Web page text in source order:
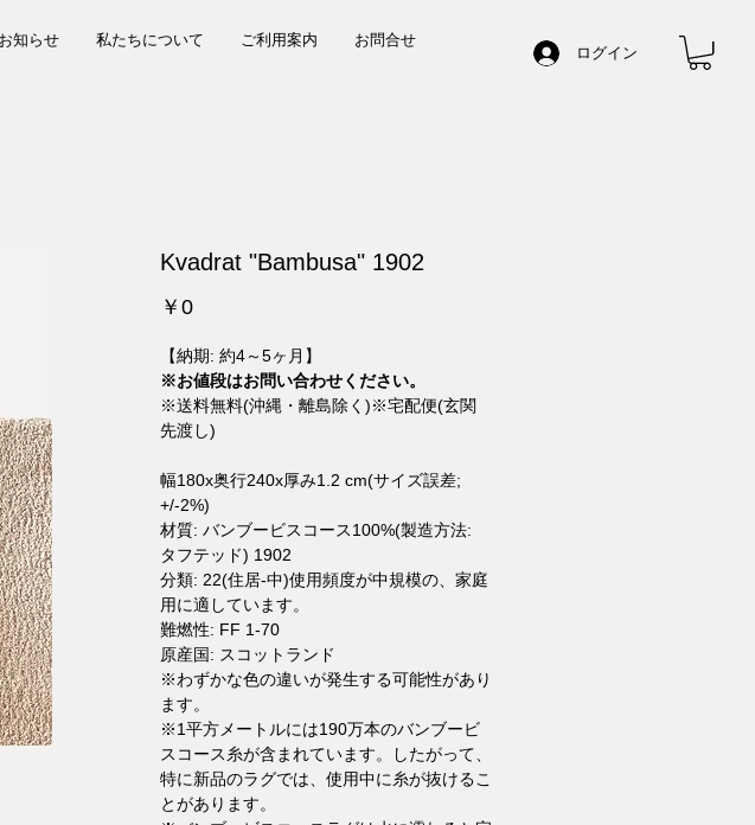
ログイン
お知らせ 私たちについて ご利用案内 お問合せ
Kvadrat "Bambusa" 1902
￥0価
【納期: 約4～5ヶ月】
※お値段はお問い合わせください。
※送料無料(沖縄・離島除く)※宅配便(玄関
先渡し)
幅180x奥行240x厚み1.2 cm(サイズ誤差;
+/-2%)
材質: バンブービスコース100%(製造方法:
タフテッド) 1902
分類: 22(住居-中)使用頻度が中規模の、家庭
用に適しています。
難燃性: FF 1-70
原産国: スコットランド
※わずかな色の違いが発生する可能性があり
ます。
※1平方メートルには190万本のバンブービ
スコース糸が含まれています。したがって、
特に新品のラグでは、使用中に糸が抜けるこ
とがあります。